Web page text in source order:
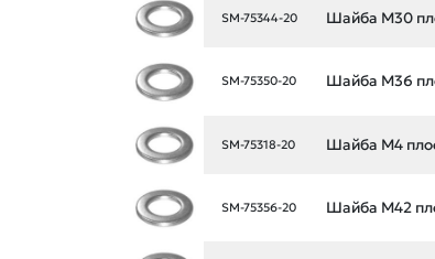
SM-75344-20 Шайба М30
SM-75350-20 Шайба М36
SM-75318-20 Шайба М4
SM-75356-20 Шайба М42